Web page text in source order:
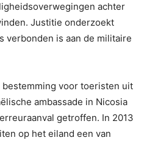
achter
Justitie onderzoekt
verbonden is aan de militaire
voor toeristen uit
ambassade in Nicosia
getroffen. In 2013
op het eiland een van